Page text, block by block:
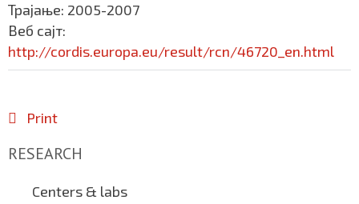
Трајање: 2005-2007
Веб сајт:
http://cordis.europa.eu/result/rcn/46720_en.html
Print
RESEARCH
Centers & labs